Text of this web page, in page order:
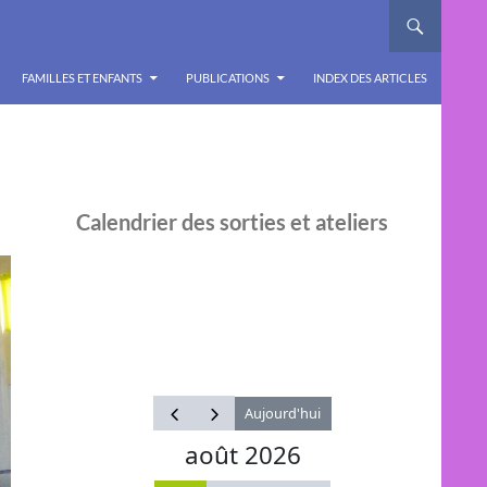
FAMILLES ET ENFANTS PUBLICATIONS INDEX DES ARTICLES
Calendrier des sorties et ateliers